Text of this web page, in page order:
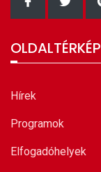
OLDALTÉRKÉP
Hírek
Programok
Elfogadóhelyek